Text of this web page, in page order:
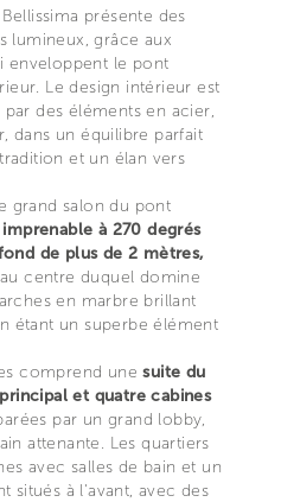
présente des
lumineux, grâce aux
enveloppent le pont
Le design intérieur est
des éléments en acier,
dans un équilibre parfait
et un élan vers
grand salon du pont
à 270 degrés
de plus de 2 mètres,
centre duquel domine
en marbre brillant
étant un superbe élément
comprend une suite du
et quatre cabines
par un grand lobby,
attenante. Les quartiers
avec salles de bain et un
situés à l'avant, avec des